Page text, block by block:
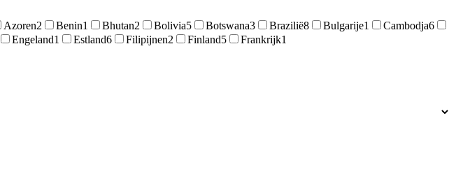
Azoren2 Benin1 Bhutan2 Bolivia5 Botswana3 Brazilië8 Bulgarije1 Cambodja6
Engeland1 Estland6 Filipijnen2 Finland5 Frankrijk1